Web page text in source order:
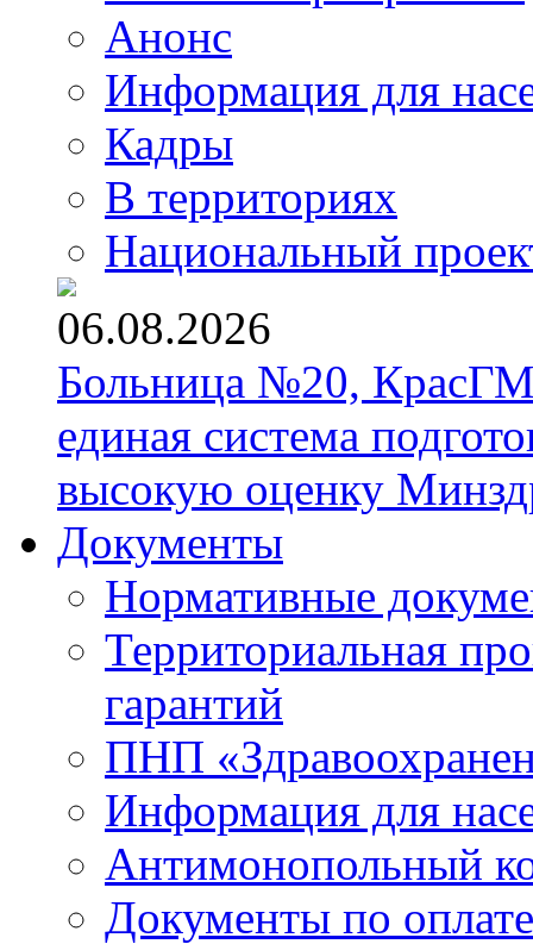
Анонс
Информация для
Кадры
В территориях
Национальный
06.08.2026
Больница №20,
единая система
высокую оценку
Документы
Нормативные
Территориальная
гарантий
ПНП
Информация для
Антимонопольный
Документы по